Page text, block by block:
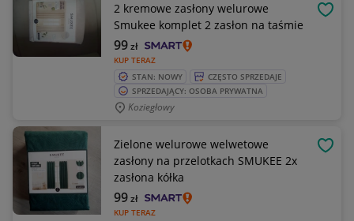
2 kremowe zasłony welurowe
Smukee komplet 2 zasłon na taśmie
KUP TERAZ
99zł
STAN: NOWY
CZĘSTO SPRZEDAJE
SPRZEDAJĄCY: OSOBA PRYWATNA
Koziegłowy
Zielone welurowe welwetowe
zasłony na przelotkach SMUKEE 2x
zasłona kółka
KUP TERAZ
99zł